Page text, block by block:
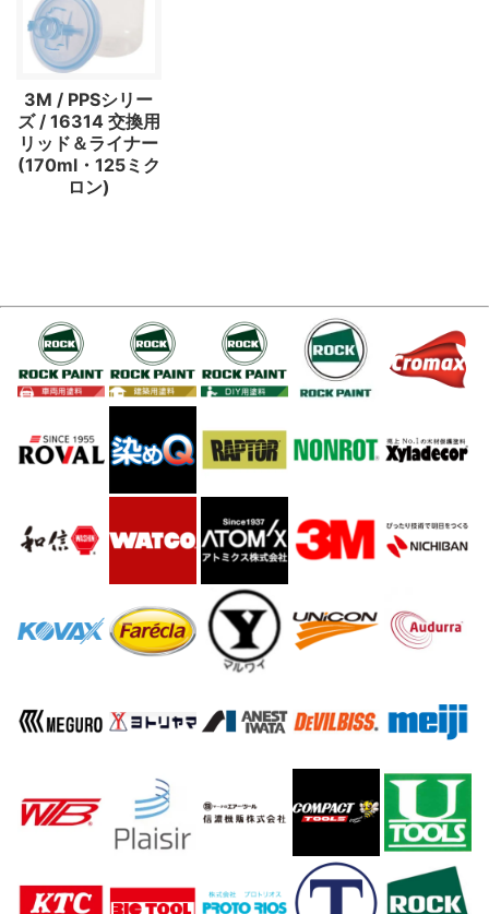
3M / PPSシリー
ズ / 16314 交換用
リッド＆ライナー
(170ml・125ミク
ロン)